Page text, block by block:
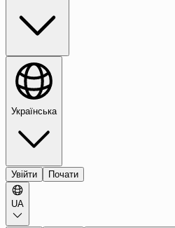
Українська
Увійти Почати
UA